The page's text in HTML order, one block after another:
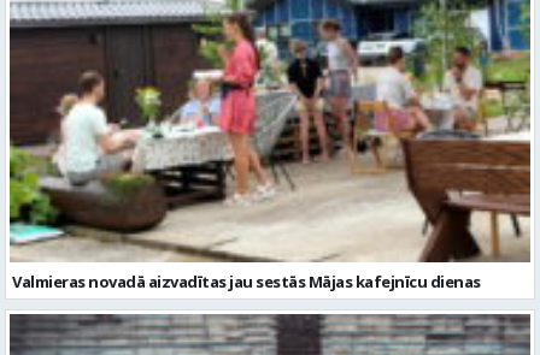
Valmieras novadā aizvadītas jau sestās Mājas kafejnīcu dienas